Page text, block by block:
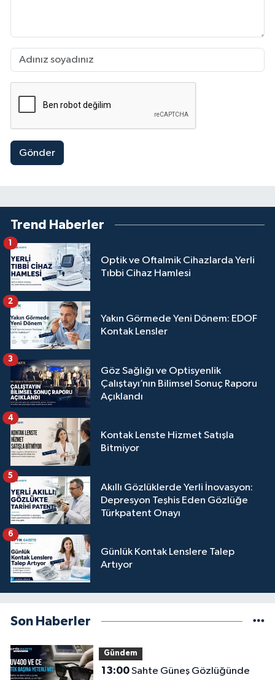
Gönder
Trend Haberler
Optik ve Oftalmik Cihazlarda Yerli
Tıbbi Cihaz Hamlesi
1
Yakın Görmede Yeni Dönem: EDOF
Kontak Lensler
2
Göz Sağlığı ve Optisyenlik
Çalıştayı’nın Bilimsel Sonuç Raporu
Açıklandı
3
Kontak Lenste Hizmet Satışla
Bitmiyor
4
Akıllı Gözlüklerde Yerli İnovasyon:
Depresyon Teşhis Eden Gözlüğe
Türkpatent Onayı
5
Günlük Kontak Lenslere Talep
Artıyor
6
Son Haberler
Gündem
13:00Sahte Güneş Gözlüğünde